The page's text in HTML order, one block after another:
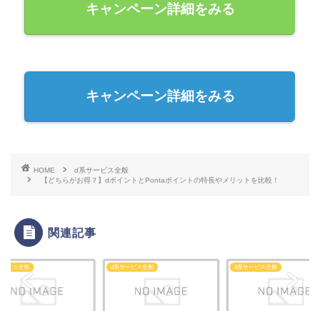
キャンペーン詳細をみる
キャンペーン詳細をみる
HOME
d系サービス全般
【どちらがお得？】dポイントとPontaポイントの特長やメリットを比較！
関連記事
ービス全般 d系サービス全般 d系サービス全般